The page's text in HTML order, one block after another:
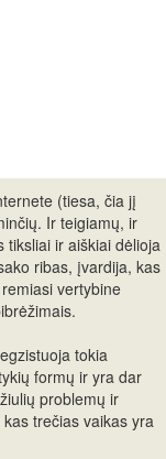
(tiesa, čia jį
Ir teigiamų, ir
tiksliai ir aiškiai dėlioja
ribas, įvardija, kas
vertybine
tokia
formų ir yra dar
problemų ir
trečias vaikas yra